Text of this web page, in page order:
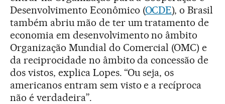
Desenvolvimento Econômico (OCDE), o Brasil
também abriu mão de ter um tratamento de
economia em desenvolvimento no âmbito
Organização Mundial do Comercial (OMC) e
da reciprocidade no âmbito da concessão de
dos vistos, explica Lopes. “Ou seja, os
americanos entram sem visto e a recíproca
não é verdadeira”.